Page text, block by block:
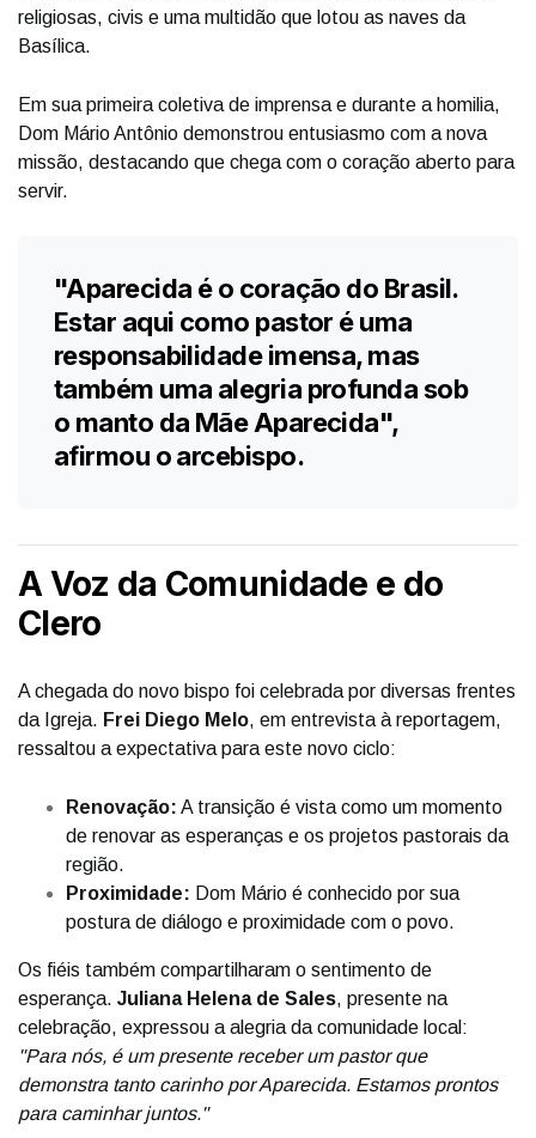
religiosas, civis e uma multidão que lotou as naves da
Basílica.
Em sua primeira coletiva de imprensa e durante a homilia,
Dom Mário Antônio demonstrou entusiasmo com a nova
missão, destacando que chega com o coração aberto para
servir.
"Aparecida é o coração do Brasil.
Estar aqui como pastor é uma
responsabilidade imensa, mas
também uma alegria profunda sob
o manto da Mãe Aparecida",
afirmou o arcebispo.
A Voz da Comunidade e do
Clero
A chegada do novo bispo foi celebrada por diversas frentes
da Igreja. Frei Diego Melo, em entrevista à reportagem,
ressaltou a expectativa para este novo ciclo:
Renovação: A transição é vista como um momento
de renovar as esperanças e os projetos pastorais da
região.
Proximidade: Dom Mário é conhecido por sua
postura de diálogo e proximidade com o povo.
Os fiéis também compartilharam o sentimento de
esperança. Juliana Helena de Sales, presente na
celebração, expressou a alegria da comunidade local:
"Para nós, é um presente receber um pastor que
demonstra tanto carinho por Aparecida. Estamos prontos
para caminhar juntos."